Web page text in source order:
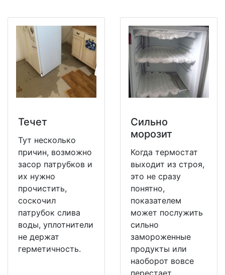
Течет
Тут несколько
причин, возможно
засор патрубков и
их нужно
прочистить,
соскочил
патрубок слива
воды, уплотнители
не держат
герметичность.
Сильно
морозит
Когда термостат
выходит из строя,
это не сразу
понятно,
показателем
может послужить
сильно
замороженные
продукты или
наоборот вовсе